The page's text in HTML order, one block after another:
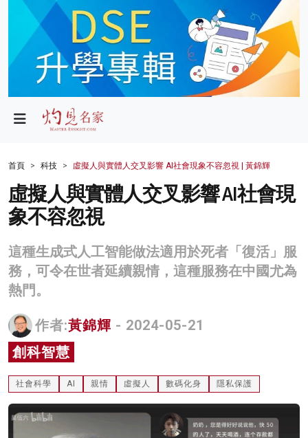
政局
財經
生活
健康
商業
科技
影片
名家榜
灼見活動
關於我們
首頁 科技 虛擬人與實體人交叉影響 AI社會現象不容忽視 | 黃錦輝
虛擬人與實體人交叉影響 AI社會現
象不容忽視
這種生成式人工智能做法適用於死者「復活」服
務，可令在世者延續親情，這種服務在中國尤為
熱門。
作者:黃錦輝 - 2024-05-21
創科智慧
社會科學 AI 親情 虛擬人 數碼化身 隱私保護